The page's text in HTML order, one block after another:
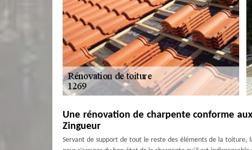
Une rénovation de charpente conforme
Zingueur
Servant de support de tout le reste des éléments de la toiture,